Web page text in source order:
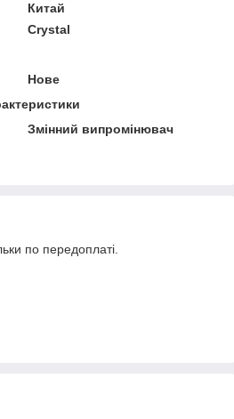
Китай
Crystal
Нове
Змінний випромінювач
по передоплаті.